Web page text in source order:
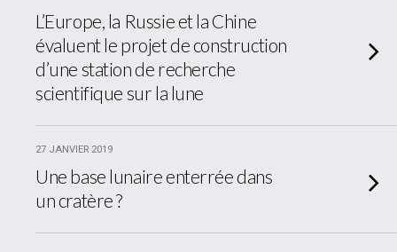
L’Europe, la Russie et la Chine
évaluent le projet de construction
d’une station de recherche
scientifique sur la lune
27 JANVIER 2019
Une base lunaire enterrée dans
un cratère ?